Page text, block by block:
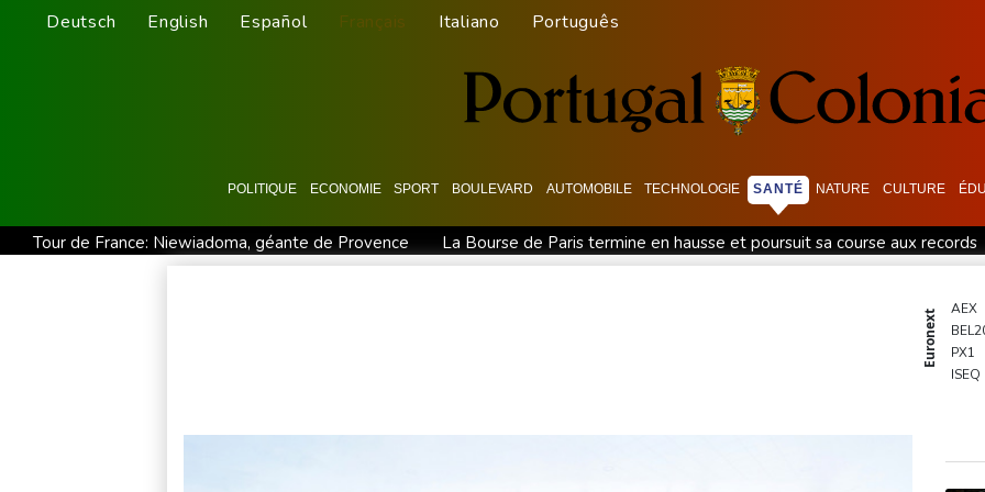
Deutsch English Español Français Italiano Português
POLITIQUE ECONOMIE SPORT BOULEVARD AUTOMOBILE TECHNOLOGIE SANTÉ NATURE CULTURE
Tour de France: Niewiadoma, géante de Provence
La Bourse de Paris termine en hausse et poursuit sa course aux records
En Thaïlande, "choc" et "incrédulité" dans un lycée après
Dans les ruines de Gaza, la laborieuse renaissance de
Pour combattre les moustiques, une
Euronext AEX
PX1
ISEQ